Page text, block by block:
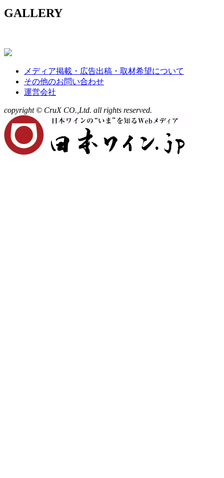
GALLERY
メディア掲載・広告出稿・取材希望について
その他のお問い合わせ
運営会社
copyright © CruX CO.,Ltd. all rights reserved.